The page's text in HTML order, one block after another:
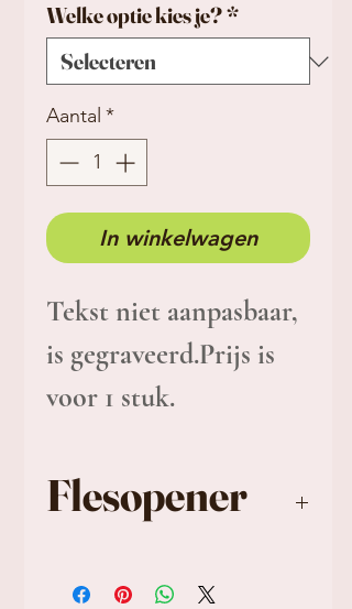
Welke optie kies je?*
Aantal *
In winkelwagen
Tekst niet aanpasbaar,
is gegraveerd.Prijs is
voor 1 stuk.
Flesopener